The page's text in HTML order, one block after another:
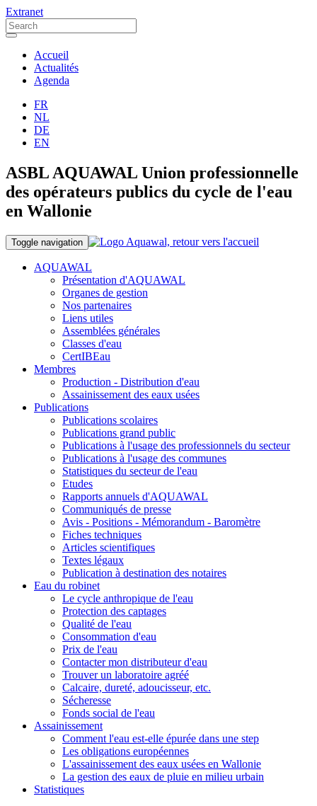
Extranet
Accueil
Actualités
Agenda
FR
NL
DE
EN
ASBL AQUAWAL Union professionnelle
des opérateurs publics du cycle de l'eau
en Wallonie
Toggle navigation
AQUAWAL
Présentation d'AQUAWAL
Organes de gestion
Nos partenaires
Liens utiles
Assemblées générales
Classes d'eau
CertIBEau
Membres
Production - Distribution d'eau
Assainissement des eaux usées
Publications
Publications scolaires
Publications grand public
Publications à l'usage des professionnels du secteur
Publications à l'usage des communes
Statistiques du secteur de l'eau
Etudes
Rapports annuels d'AQUAWAL
Communiqués de presse
Avis - Positions - Mémorandum - Baromètre
Fiches techniques
Articles scientifiques
Textes légaux
Publication à destination des notaires
Eau du robinet
Le cycle anthropique de l'eau
Protection des captages
Qualité de l'eau
Consommation d'eau
Prix de l'eau
Contacter mon distributeur d'eau
Trouver un laboratoire agréé
Calcaire, dureté, adoucisseur, etc.
Sécheresse
Fonds social de l'eau
Assainissement
Comment l'eau est-elle épurée dans une step
Les obligations européennes
L'assainissement des eaux usées en Wallonie
La gestion des eaux de pluie en milieu urbain
Statistiques